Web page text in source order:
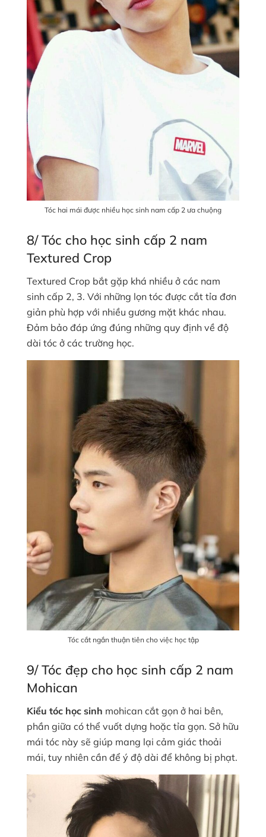
Tóc hai mái được nhiều học sinh nam cấp 2 ưa chuộng
8/ Tóc cho học sinh cấp 2 nam
Textured Crop
Textured Crop bắt gặp khá nhiều ở các nam
sinh cấp 2, 3. Với những lọn tóc được cắt tỉa đơn
giản phù hợp với nhiều gương mặt khác nhau.
Đảm bảo đáp ứng đúng những quy định về độ
dài tóc ở các trường học.
Tóc cắt ngắn thuận tiên cho việc học tập
9/ Tóc đẹp cho học sinh cấp 2 nam
Mohican
Kiểu tóc học sinh mohican cắt gọn ở hai bên,
phần giữa có thể vuốt dựng hoặc tỉa gọn. Sở hữu
mái tóc này sẽ giúp mang lại cảm giác thoải
mái, tuy nhiên cần để ý độ dài để không bị phạt.